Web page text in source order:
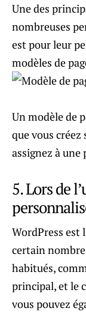
Une des
nombreuses
est pour leur
modèles de
Un modèle de
que vous créez
assignez à une
5. Lors de
WordPress est
certain nombre
habitués,
principal, et le
vous pouvez